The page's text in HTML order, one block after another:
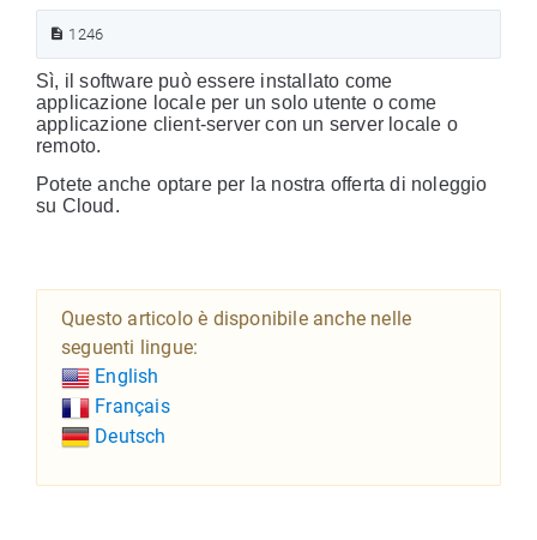
1246
Sì, il software può essere installato come
applicazione locale per un solo utente o come
applicazione client-server con un server locale o
remoto.
Potete anche optare per la nostra offerta di noleggio
su Cloud.
Questo articolo è disponibile anche nelle
seguenti lingue:
English
Français
Deutsch